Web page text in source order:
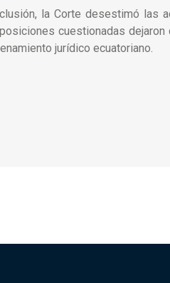
la Corte desestimó las
cuestionadas dejaron
jurídico ecuatoriano.